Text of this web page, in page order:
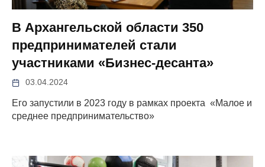
В Архангельской области 350
предпринимателей стали
участниками «Бизнес-десанта»
03.04.2024
Его запустили в 2023 году в рамках проекта «Малое и
среднее предпринимательство»